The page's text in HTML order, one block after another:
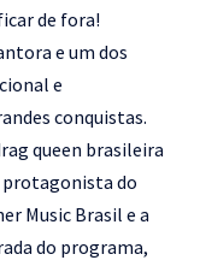
de fora!
e um dos
e
conquistas.
queen brasileira
protagonista do
Music Brasil e a
do programa,